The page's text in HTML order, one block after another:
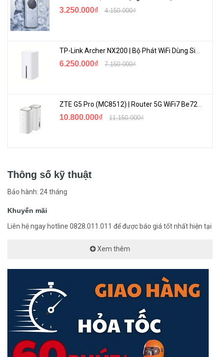
3.250.000₫ 4.150.000₫
6.250.000₫ 7.150.000₫
10.800.000₫ 11.150.000₫
Thông số kỹ thuật
Bảo hành: 24 tháng
Khuyến mãi
Liên hệ ngay hotline 0828.011.011 để được báo giá tốt nhất hiện tại
Xem thêm